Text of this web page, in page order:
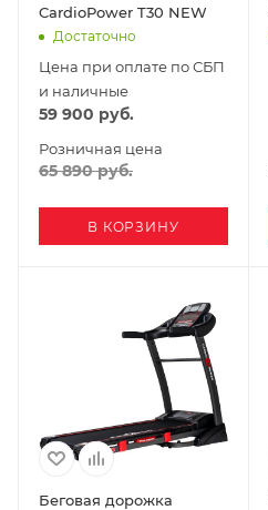
CardioPower T30 NEW
Достаточно
Цена при оплате по СБП
и наличные
59 900 руб.
Розничная цена
65 890руб.
В КОРЗИНУ
Беговая дорожка